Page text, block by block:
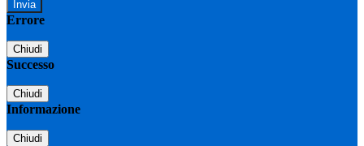
Errore
Chiudi
Successo
Chiudi
Informazione
Chiudi